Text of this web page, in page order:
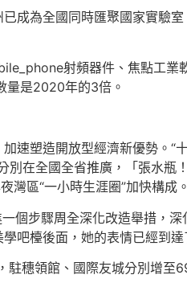
成為全國同時匯聚國家實驗
射頻器件、焦點工業
量是2020年的3倍。
塑造開放型經濟新優勢。“
別在全國全省推廣，「張水瓶
灣區“一小時生涯圈”加快構成。
個步驟周全深化改造舉措，
檯後面，她的表情已經到
穗領館、國際友城分別增至